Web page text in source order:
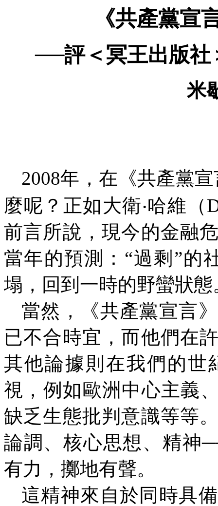
《共產黨宣
──評＜冥王出版社
米
2008年，在《共產黨
麼呢？正如大衛‧哈維（
前言所說，現今的金融
當年的預測：“過剩”的
塌，回到一時的野蠻狀態
當然，《共產黨宣言
已不合時宜，而他們在
其他論據則在我們的世
視，例如歐洲中心主義
缺乏生態批判意識等等
論調、核心思想、精神
有力，擲地有聲。
這精神來自於同時具